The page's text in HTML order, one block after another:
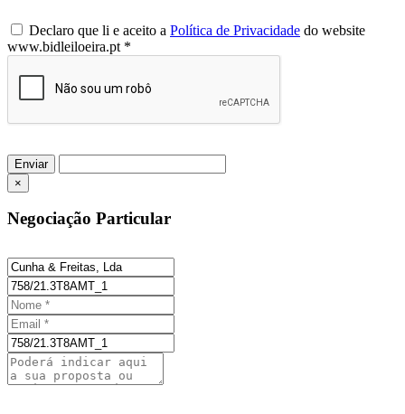
Declaro que li e aceito a Política de Privacidade do website
www.bidleiloeira.pt *
Enviar
×
Negociação Particular